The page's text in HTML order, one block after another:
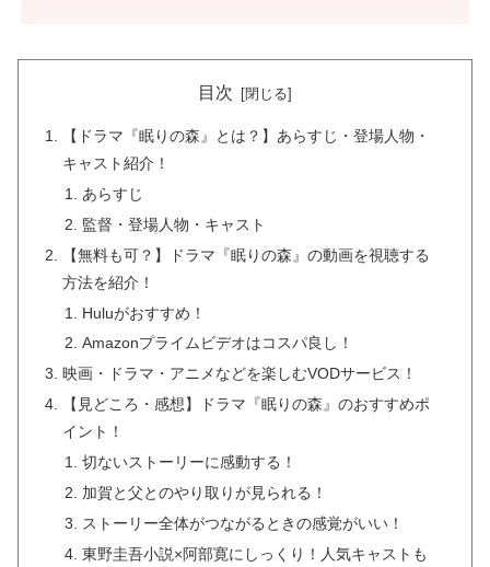
目次
【ドラマ『眠りの森』とは？】あらすじ・登場人物・
キャスト紹介！
あらすじ
監督・登場人物・キャスト
【無料も可？】ドラマ『眠りの森』の動画を視聴する
方法を紹介！
Huluがおすすめ！
Amazonプライムビデオはコスパ良し！
映画・ドラマ・アニメなどを楽しむVODサービス！
【見どころ・感想】ドラマ『眠りの森』のおすすめポ
イント！
切ないストーリーに感動する！
加賀と父とのやり取りが見られる！
ストーリー全体がつながるときの感覚がいい！
東野圭吾小説×阿部寛にしっくり！人気キャストも